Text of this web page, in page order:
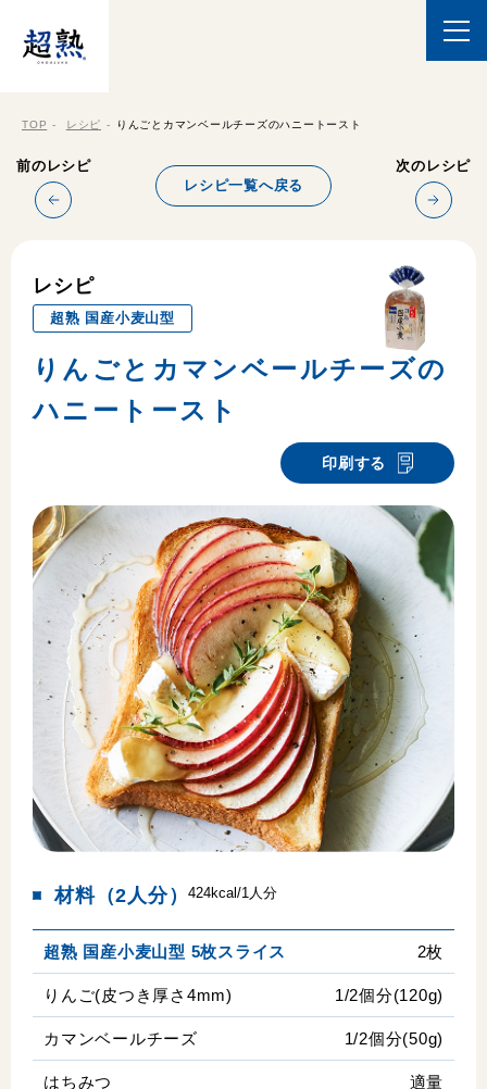
TOP レシピ りんごとカマンベールチーズのハニートースト
前のレシピ
レシピ一覧へ戻る
次のレシピ
レシピ
超熟 国産小麦山型
りんごとカマンベールチーズの
ハニートースト
印刷する
材料（2人分）424kcal/1人分
超熟 国産小麦山型 5枚スライス 2枚
りんご(皮つき厚さ4mm) 1/2個分(120g)
カマンベールチーズ 1/2個分(50g)
はちみつ 適量